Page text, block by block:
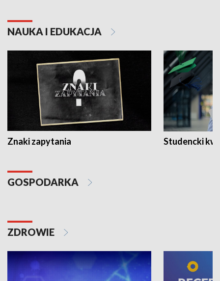
NAUKA I EDUKACJA
Znaki zapytania Studencki
GOSPODARKA
ZDROWIE